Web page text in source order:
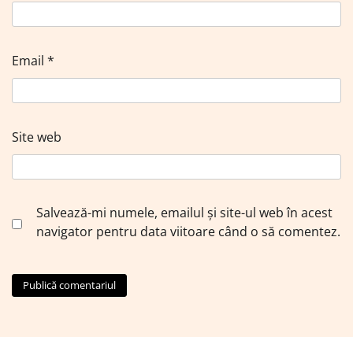
Email *
Site web
Salvează-mi numele, emailul și site-ul web în acest
navigator pentru data viitoare când o să comentez.